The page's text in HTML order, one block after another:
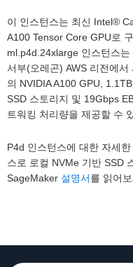
이 인스턴스는 최신 Intel®
A100 Tensor Core GPU로
ml.p4d.24xlarge 인스턴스
서부(오레곤) AWS 리전에
의 NVIDIA A100 GPU,
SSD 스토리지 및 19Gbps
트워킹 처리량을 제공할 수
P4d 인스턴스에 대한 자세
스로 로컬 NVMe 기반 SSD
SageMaker 설명서를 읽어보